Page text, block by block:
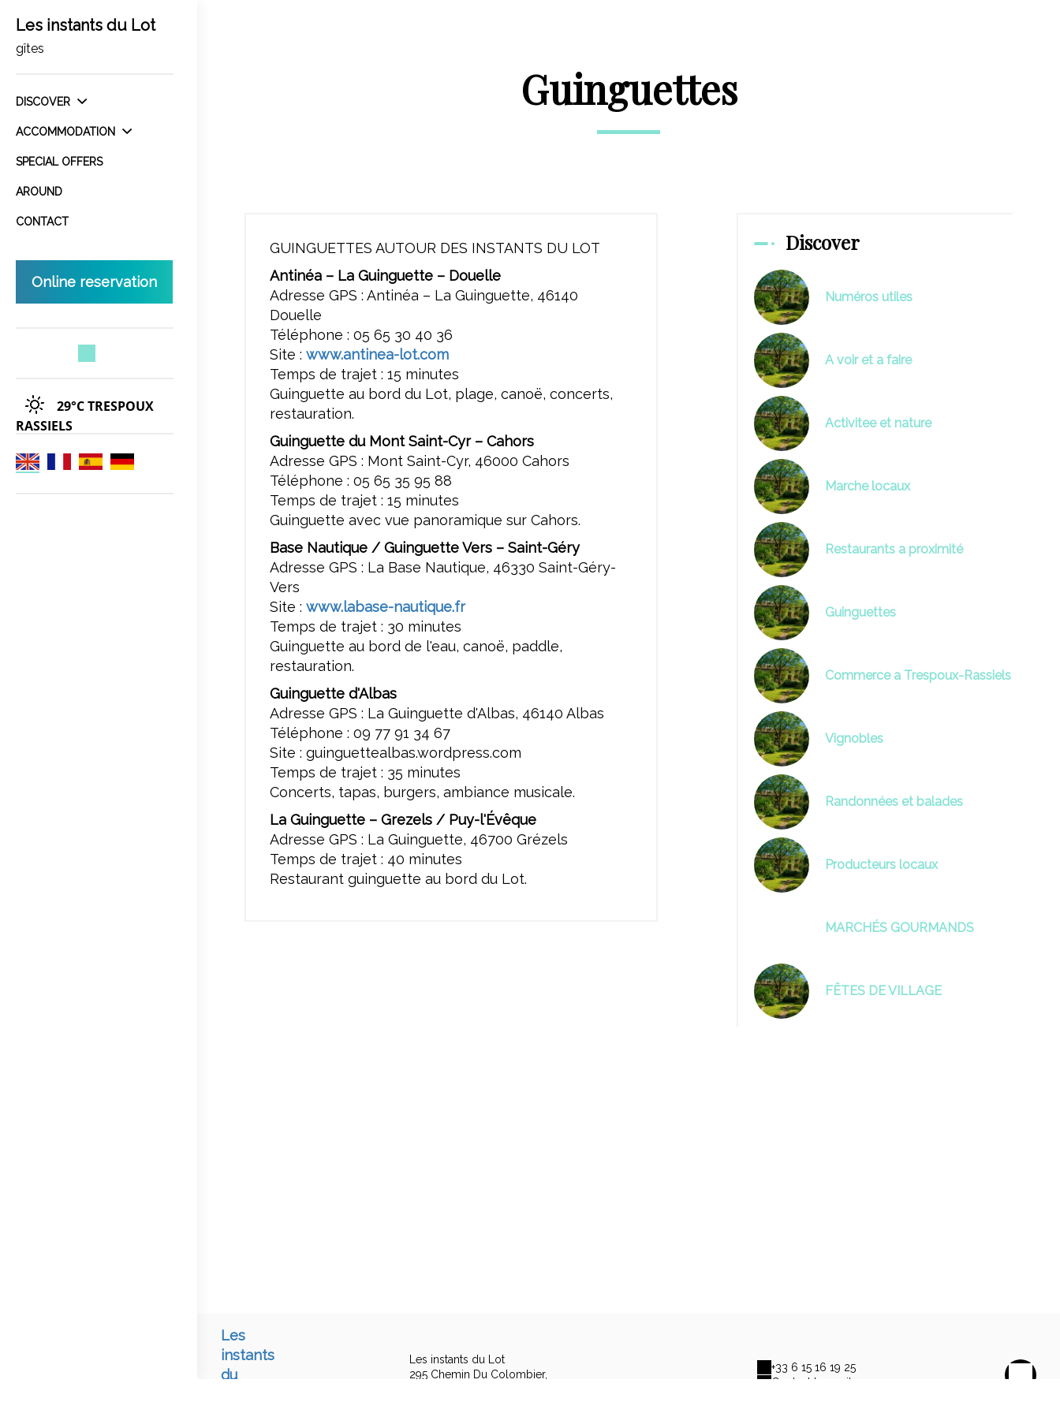
Les instants du Lot
gîtes
DISCOVER
ACCOMMODATION
SPECIAL OFFERS
AROUND
CONTACT
Online reservation
29°CTRESPOUX
RASSIELS
Guinguettes
GUINGUETTES AUTOUR DES INSTANTS DU LOT
Antinéa – La Guinguette – Douelle
Adresse GPS : Antinéa – La Guinguette, 46140
Douelle
Téléphone : 05 65 30 40 36
Site : www.antinea-lot.com
Temps de trajet : 15 minutes
Guinguette au bord du Lot, plage, canoë, concerts,
restauration.
Guinguette du Mont Saint-Cyr – Cahors
Adresse GPS : Mont Saint-Cyr, 46000 Cahors
Téléphone : 05 65 35 95 88
Temps de trajet : 15 minutes
Guinguette avec vue panoramique sur Cahors.
Base Nautique / Guinguette Vers – Saint-Géry
Adresse GPS : La Base Nautique, 46330 Saint-Géry-
Vers
Site : www.labase-nautique.fr
Temps de trajet : 30 minutes
Guinguette au bord de l'eau, canoë, paddle,
restauration.
Guinguette d'Albas
Adresse GPS : La Guinguette d'Albas, 46140 Albas
Téléphone : 09 77 91 34 67
Site : guinguettealbas.wordpress.com
Temps de trajet : 35 minutes
Concerts, tapas, burgers, ambiance musicale.
La Guinguette – Grezels / Puy-l'Évêque
Adresse GPS : La Guinguette, 46700 Grézels
Temps de trajet : 40 minutes
Restaurant guinguette au bord du Lot.
Discover
Numéros utiles
A voir et a faire
Activitee et nature
Marche locaux
Restaurants a proximité
Guinguettes
Commerce a Trespoux-Rassiels
Vignobles
Randonnées et balades
Producteurs locaux
MARCHÉS GOURMANDS
FÊTES DE VILLAGE
Les
instants
du
Les instants du Lot
295 Chemin Du Colombier,
+33 6 15 16 19 25
Contact by mail